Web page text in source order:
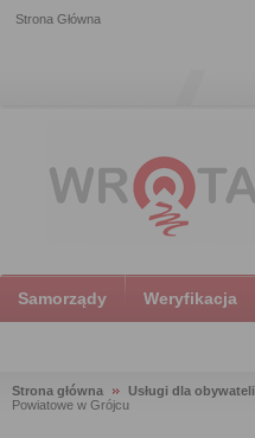
Strona Główna
Samorządy Weryfikacja
Strona główna Usługi dla obywateli
Powiatowe w Grójcu